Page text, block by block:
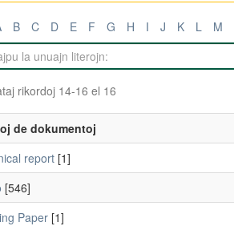
B C D E F G H I J K L M
rikordoj 14-16 el 16
de dokumentoj
report[1]
[546]
Paper[1]